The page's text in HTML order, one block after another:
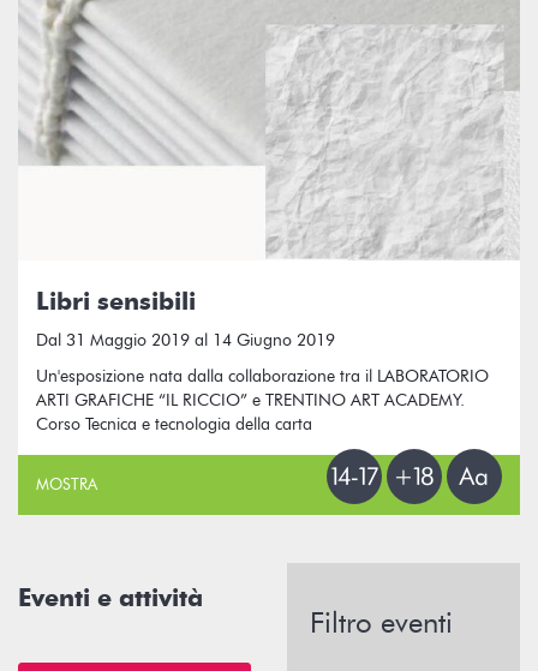
Libri sensibili
Dal 31 Maggio 2019 al 14 Giugno 2019
Un'esposizione nata dalla collaborazione tra il LABORATORIO
ARTI GRAFICHE “IL RICCIO” e TRENTINO ART ACADEMY.
Corso Tecnica e tecnologia della carta
MOSTRA
Eventi e attività
Filtro eventi